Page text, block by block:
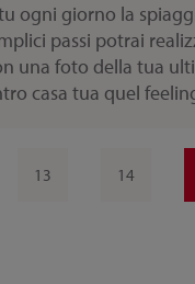
ogni giorno la
passi potrai
una foto della tua
casa tua quel
13 14